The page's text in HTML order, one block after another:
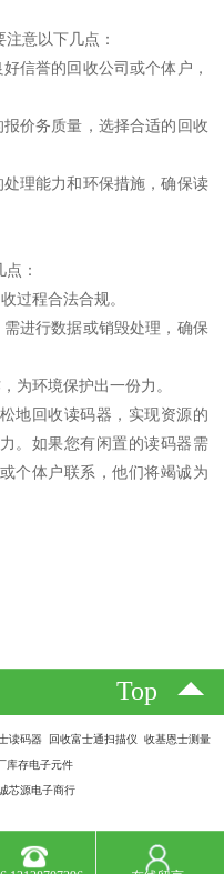
意以下几点：
信誉的回收公司或个体户，
价务质量，选择合适的回收
理能力和环保措施，确保读
：
过程合法合规。
进行数据或销毁处理，确保
为环境保护出一份力。
地回收读码器，实现资源的
。如果您有闲置的读码器需
个体户联系，他们将竭诚为
Top
读码器 回收富士通扫描仪 收基恩士测量
库存电子元件
芯源电子商行